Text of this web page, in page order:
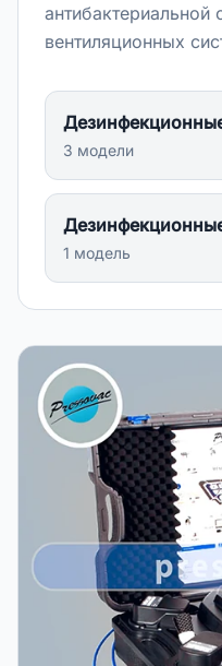
антибактериальной
вентиляционных
3 модели
1 модель